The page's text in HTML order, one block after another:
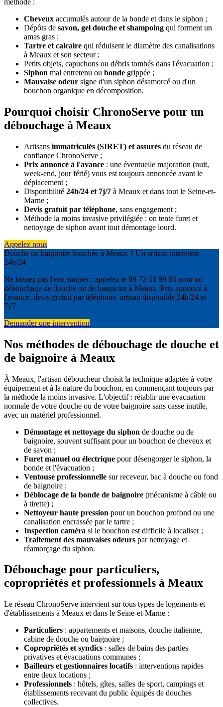
méthode :
Cheveux accumulés autour de la bonde et dans le siphon ;
Dépôts de savon, gel douche et shampoing qui forment un
amas gras ;
Tartre et calcaire qui réduisent le diamètre des canalisations
à Meaux et son secteur ;
Petits objets, capuchons ou débris tombés dans l'évacuation ;
Siphon mal entretenu ou bonde grippée ;
Mauvaise odeur signe d'un siphon désamorcé ou d'un
bouchon organique en décomposition.
Pourquoi choisir ChronoServe pour un
débouchage à Meaux
Artisans immatriculés (SIRET) et assurés du réseau de
confiance ChronoServe ;
Prix annoncé à l'avance : une éventuelle majoration (nuit,
week-end, jour férié) vous est toujours annoncée avant le
déplacement ;
Disponibilité 24h/24 et 7j/7 à Meaux et dans tout le Seine-et-
Marne ;
Devis gratuit par téléphone, sans engagement ;
Méthode la moins invasive privilégiée : on tente furet et
nettoyage de siphon avant tout démontage lourd.
Appelez nous
Douche ou baignoire bouchée à Meaux ? Un artisan intervient
24h/24
Ne laissez pas l'eau stagner : appelez le 09 72 51 99 85 pour un
débouchage de douche ou de baignoire à Meaux. Prix annoncé à
l'avance, devis gratuit par téléphone, artisan disponible 24h/24 et
7j/7.
Demander une intervention
Nos méthodes de débouchage de douche et
de baignoire à Meaux
À Meaux, l'artisan déboucheur choisit la technique adaptée à votre
équipement et à la nature du bouchon, en commençant toujours par
la méthode la moins invasive. L'objectif : rétablir une évacuation
normale de votre douche ou de votre baignoire sans casse inutile,
avec un matériel professionnel.
Démontage et nettoyage du siphon de douche ou de
baignoire, souvent suffisant pour un bouchon de cheveux et
de savon ;
Furet manuel ou électrique pour désengorger le siphon, la
bonde et l'évacuation ;
Ventouse professionnelle sur receveur, bac à douche ou fond
de baignoire ;
Déblocage de la bonde de baignoire (mécanisme à câble ou
à tirette) ;
Nettoyeur haute pression pour un bouchon profond ou une
canalisation encrassée par le tartre ;
Inspection caméra si le bouchon est difficile à localiser ;
Traitement des mauvaises odeurs par nettoyage et
réamorçage du siphon.
Débouchage pour particuliers,
copropriétés et professionnels à Meaux
Le réseau ChronoServe intervient sur tous types de logements et
d'établissements à Meaux et dans le Seine-et-Marne :
Particuliers : appartements et maisons, douche italienne,
cabine de douche ou baignoire ;
Copropriétés et syndics : salles de bains des parties
privatives et évacuations communes ;
Bailleurs et gestionnaires locatifs : interventions rapides
entre deux locations ;
Professionnels : hôtels, gîtes, salles de sport, campings et
établissements recevant du public équipés de douches
collectives.